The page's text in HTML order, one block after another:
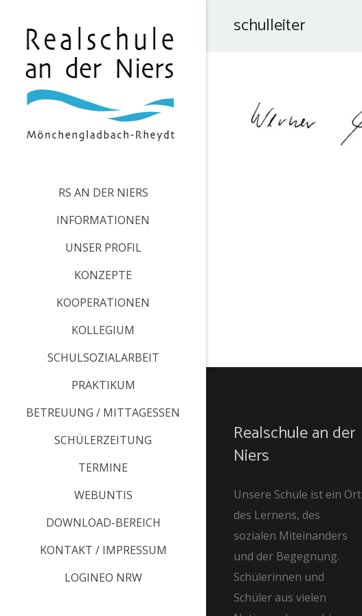
RS AN DER NIERS
INFORMATIONEN
UNSER PROFIL
KONZEPTE
KOOPERATIONEN
KOLLEGIUM
SCHULSOZIALARBEIT
PRAKTIKUM
BETREUUNG / MITTAGESSEN
SCHÜLERZEITUNG
TERMINE
WEBUNTIS
DOWNLOAD-BEREICH
KONTAKT / IMPRESSUM
LOGINEO NRW
schulleiter
Realschule an der
Niers
Unsere Schule ist ein Ort
des Lernens, des
sozialen Miteinanders
und der Begegnung.
Schülerinnen und
Schüler aus vielen